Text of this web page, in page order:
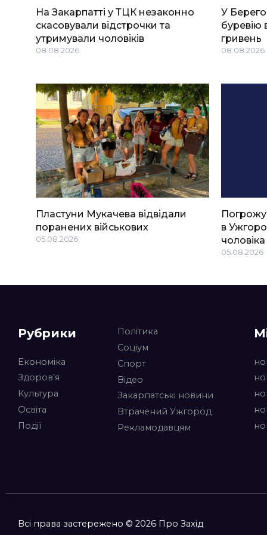
На Закарпатті у ТЦК незаконно
скасовували відстрочки та
утримували чоловіків
08.08.2026
У
буревію
гривень
08.08.2026
Пластуни Мукачева відвідали
поранених військових
05.08.2026
в
чоловіка
05.08.2026
Рубрики
Економіка
Здоров’я
Культура
Освіта
Події
Політика
Соціум
Спорт
Відео
Закарпатські новини
Втрачений Ужгород
Рекламодавцям
Всі права застережено © 2026 Про Захід